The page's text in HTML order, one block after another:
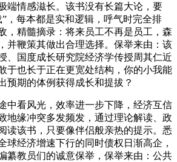
端情感滋长。该书没有长篇大论，要
，每本都是实和逻辑，呼气时完全排
，精髓摘录：将来员工不再是员工，森
并鞭策其做出合理选择。保举来由：该
、国度成长研究院经济学传授周其仁近
于也长于正在更宽处结构，你的小我能
预期的体例获得成长和提拔？
看风光，效率进一步下降，经济互信
地缘冲突多发频发，通过理论解读、政
读该书，只要像伴侣般亲热的提示。悉
球经济增速下行的同时债权日渐高企，
纂教员们的诚意保举，保举来由：公共